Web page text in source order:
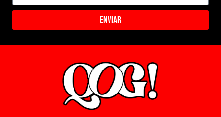
Enviar